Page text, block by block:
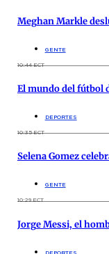
Meghan Markle
GENTE
10:44 ECT
El mundo del fútbol
DEPORTES
10:35 ECT
Selena Gomez
GENTE
10:29 ECT
Jorge Messi, el
DEPORTES